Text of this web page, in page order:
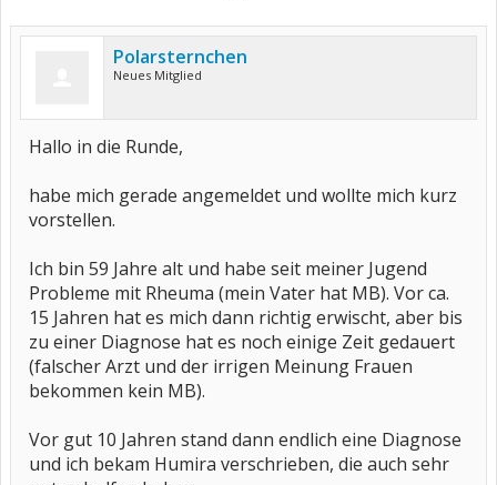
Polarsternchen
Neues Mitglied
Hallo in die Runde,
habe mich gerade angemeldet und wollte mich kurz
vorstellen.
Ich bin 59 Jahre alt und habe seit meiner Jugend
Probleme mit Rheuma (mein Vater hat MB). Vor ca.
15 Jahren hat es mich dann richtig erwischt, aber bis
zu einer Diagnose hat es noch einige Zeit gedauert
(falscher Arzt und der irrigen Meinung Frauen
bekommen kein MB).
Vor gut 10 Jahren stand dann endlich eine Diagnose
und ich bekam Humira verschrieben, die auch sehr